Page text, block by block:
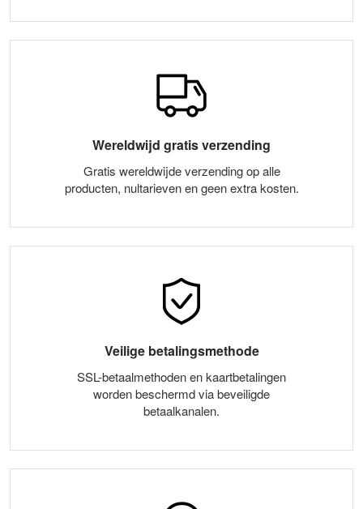
Wereldwijd gratis verzending
Gratis wereldwijde verzending op alle
producten, nultarieven en geen extra kosten.
Veilige betalingsmethode
SSL-betaalmethoden en kaartbetalingen
worden beschermd via beveiligde
betaalkanalen.